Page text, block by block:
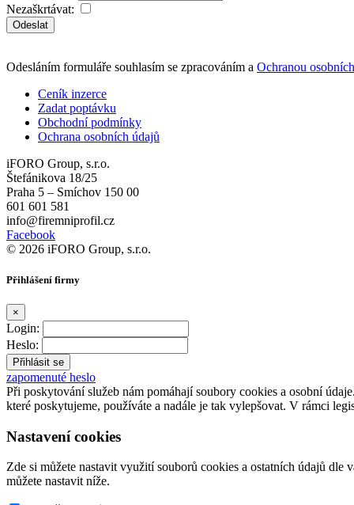
Nezaškrtávat:
Odeslat
Odesláním formuláře souhlasím se zpracováním a Ochranou
Ceník inzerce
Zadat poptávku
Obchodní podmínky
Ochrana osobních údajů
iFORO Group, s.r.o.
Štefánikova 18/25
Praha 5 – Smíchov 150 00
601 601 581
info@firemniprofil.cz
Facebook
© 2026 iFORO Group, s.r.o.
Přihlášení firmy
×
Login:
Heslo:
zapomenuté heslo
Při poskytování služeb nám pomáhají soubory cookies a osobní
které poskytujeme, používáte a nadále je tak vylepšovat. V rámci
Nastavení cookies
Zde si můžete nastavit využití souborů cookies a ostatních údajů
můžete nastavit níže.